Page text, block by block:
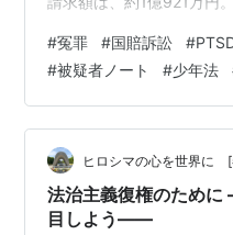
せられ、突然警察に逮捕
護士以外の接見を拒否さ
あるはずであるが、それ
は、成人男性のスタッフ
つける「暴行」をおこな
期間中、ルナさんは、何
#冤罪 #国賠訴訟 #
#被疑者ノート #少年法
ヒロシマの心を世界に [
法治主義復権のため
目しよう――